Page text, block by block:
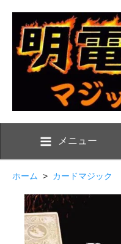
メニュー
ホーム > カードマジック